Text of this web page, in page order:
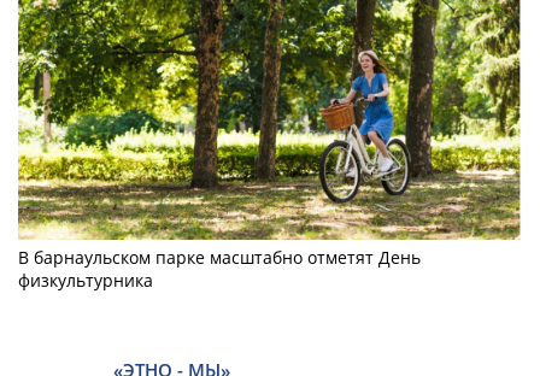
В барнаульском парке масштабно отметят День
физкультурника
«ЭТНО - МЫ»